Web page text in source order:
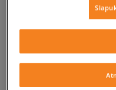
EU dydžiai
PATIKRINK